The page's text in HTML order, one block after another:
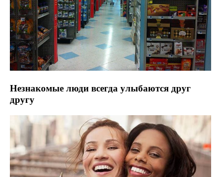
Незнакомые люди всегда улыбаются друг
другу